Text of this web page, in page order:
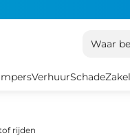
Waar
VerhuurSchade
rijden